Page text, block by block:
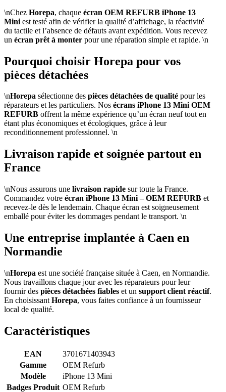
\nChez Horepa, chaque écran OEM REFURB iPhone 13
Mini est testé afin de vérifier la qualité d’affichage, la réactivité
du tactile et l’absence de défauts avant expédition. Vous recevez
un écran prêt à monter pour une réparation simple et rapide. \n
Pourquoi choisir Horepa pour vos
pièces détachées
\nHorepa sélectionne des pièces détachées de qualité pour les
réparateurs et les particuliers. Nos écrans iPhone 13 Mini OEM
REFURB offrent la même expérience qu’un écran neuf tout en
étant plus économiques et écologiques, grâce à leur
reconditionnement professionnel. \n
Livraison rapide et soignée partout en
France
\nNous assurons une livraison rapide sur toute la France.
Commandez votre écran iPhone 13 Mini – OEM REFURB et
recevez-le dès le lendemain. Chaque écran est soigneusement
emballé pour éviter les dommages pendant le transport. \n
Une entreprise implantée à Caen en
Normandie
\nHorepa est une société française située à Caen, en Normandie.
Nous travaillons chaque jour avec les réparateurs pour leur
fournir des pièces détachées fiables et un support client réactif.
En choisissant Horepa, vous faites confiance à un fournisseur
local de qualité.
Caractéristiques
EAN
3701671403943
Gamme
OEM Refurb
Modèle
iPhone 13 Mini
Badges Produit OEM Refurb